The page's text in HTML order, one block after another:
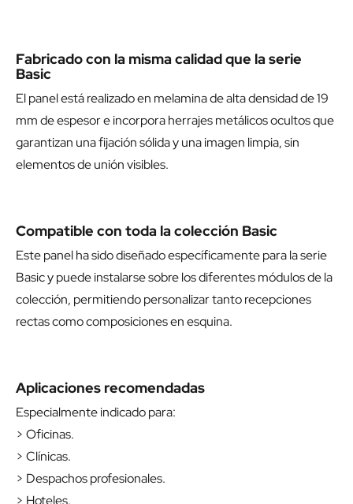
Fabricado con la misma calidad que la serie
Basic
El panel está realizado en melamina de alta densidad de 19
mm de espesor e incorpora herrajes metálicos ocultos que
garantizan una fijación sólida y una imagen limpia, sin
elementos de unión visibles.
Compatible con toda la colección Basic
Este panel ha sido diseñado específicamente para la serie
Basic y puede instalarse sobre los diferentes módulos de la
colección, permitiendo personalizar tanto recepciones
rectas como composiciones en esquina.
Aplicaciones recomendadas
Especialmente indicado para:
> Oficinas.
> Clínicas.
> Despachos profesionales.
> Hoteles.